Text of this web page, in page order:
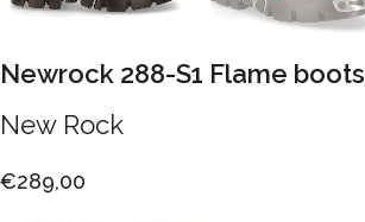
Newrock 288-S1 Flame boots
New Rock
€289,00